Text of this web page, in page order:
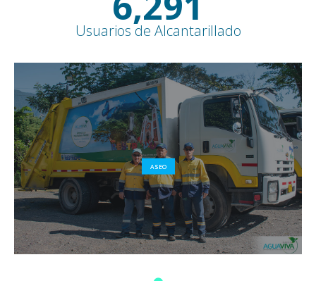
Usuarios de Alcantarillado
ASEO